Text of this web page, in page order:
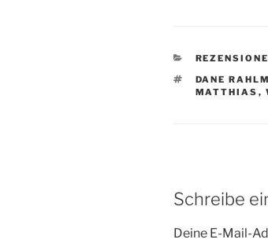
KATEGORIEN
DANE
MATTHIAS ,
Schreibe
Deine E-Mail-